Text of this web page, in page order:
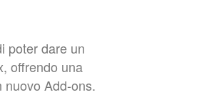
poter dare un
offrendo una
nuovo Add-ons.